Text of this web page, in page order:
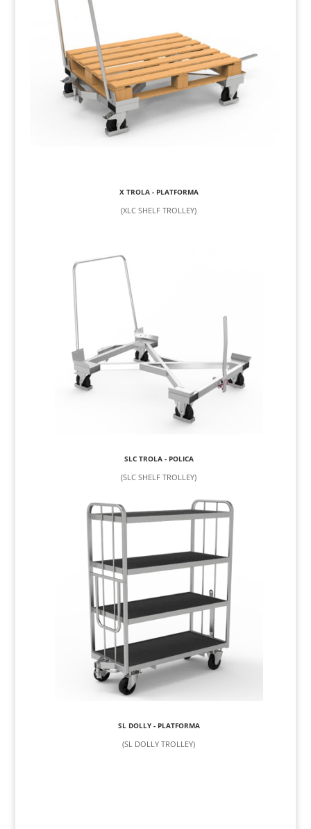
X TROLA - PLATFORMA
(XLC SHELF TROLLEY)
SLC TROLA - POLICA
(SLC SHELF TROLLEY)
SL DOLLY - PLATFORMA
(SL DOLLY TROLLEY)